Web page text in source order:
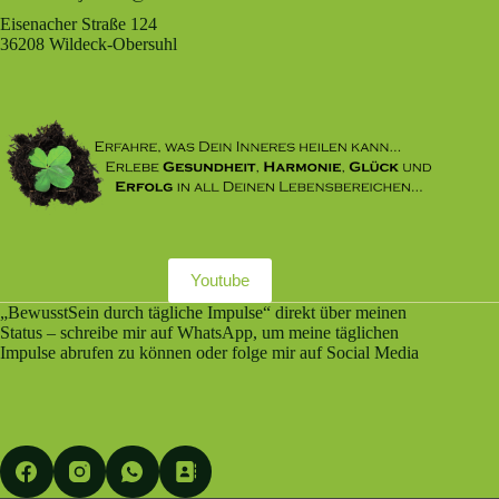
Eisenacher Straße 124
36208 Wildeck-Obersuhl
Youtube
„BewusstSein durch tägliche Impulse“ direkt über meinen
Status – schreibe mir auf WhatsApp, um meine täglichen
Impulse abrufen zu können oder folge mir auf Social Media